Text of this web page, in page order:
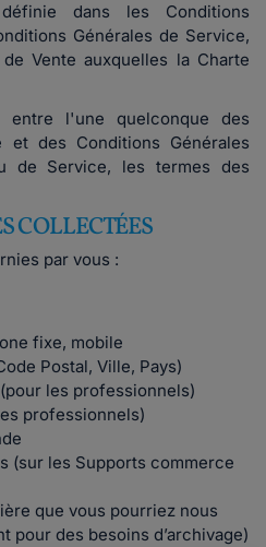
dans les Conditions
Générales de Service,
Vente auxquelles la Charte
entre l'une quelconque des
et des Conditions Générales
de Service, les termes des
COLLECTÉES
par vous :
fixe, mobile
Postal, Ville, Pays)
les professionnels)
professionnels)
(sur les Supports commerce
que vous pourriez nous
pour des besoins d’archivage)